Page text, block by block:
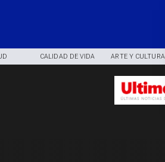
CALIDAD DE VIDA ARTE Y CULTURA